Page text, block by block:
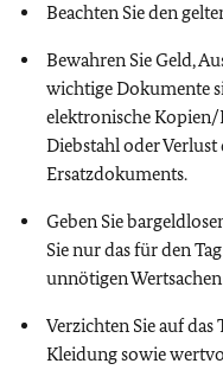
Beachten Sie den
Bewahren Sie Geld,
wichtige Dokumente
elektronische Kopien/
Diebstahl oder Verlust
Ersatzdokuments.
Geben Sie
Sie nur das für den
unnötigen
Verzichten Sie auf
Kleidung sowie